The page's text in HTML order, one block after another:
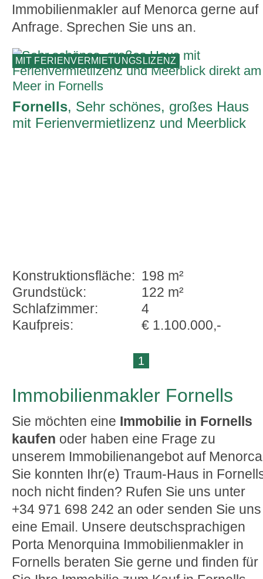
Immobilienmakler auf Menorca gerne auf
Anfrage. Sprechen Sie uns an.
MIT FERIENVERMIETUNGSLIZENZ
Fornells, Sehr schönes, großes Haus
mit Ferienvermietlizenz und Meerblick
Konstruktionsfläche: 198 m²
Grundstück:
122 m²
Schlafzimmer:
4
Kaufpreis:
€ 1.100.000,-
1
Immobilienmakler Fornells
Sie möchten eine Immobilie in Fornells
kaufen oder haben eine Frage zu
unserem Immobilienangebot auf
Sie konnten Ihr(e) Traum-Haus in
noch nicht finden? Rufen Sie uns unter
+34 971 698 242 an oder senden Sie uns
eine Email. Unsere deutschsprachigen
Porta Menorquina Immobilienmakler in
Fornells beraten Sie gerne und finden für